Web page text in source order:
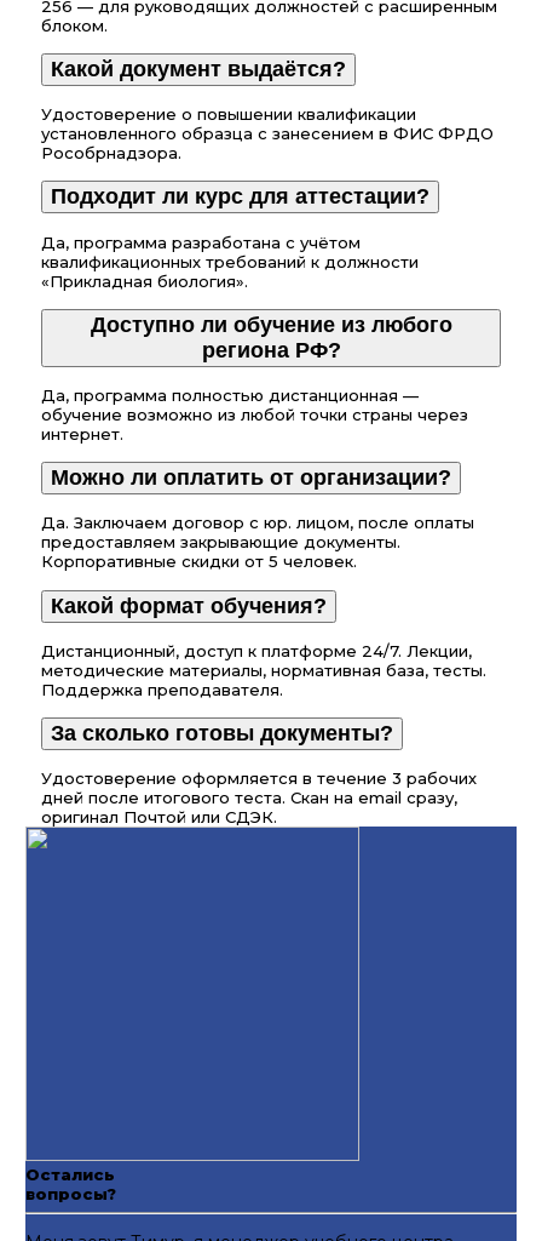
256 — для руководящих должностей с расширенным
блоком.
Какой документ выдаётся?
Удостоверение о повышении квалификации
установленного образца с занесением в ФИС ФРДО
Рособрнадзора.
Подходит ли курс для аттестации?
Да, программа разработана с учётом
квалификационных требований к должности
«Прикладная биология».
Доступно ли обучение из любого
региона РФ?
Да, программа полностью дистанционная —
обучение возможно из любой точки страны через
интернет.
Можно ли оплатить от организации?
Да. Заключаем договор с юр. лицом, после оплаты
предоставляем закрывающие документы.
Корпоративные скидки от 5 человек.
Какой формат обучения?
Дистанционный, доступ к платформе 24/7. Лекции,
методические материалы, нормативная база, тесты.
Поддержка преподавателя.
За сколько готовы документы?
Удостоверение оформляется в течение 3 рабочих
дней после итогового теста. Скан на email сразу,
оригинал Почтой или СДЭК.
Остались
вопросы?